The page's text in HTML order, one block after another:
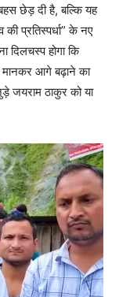
छेड़ दी है, बल्कि यह
प्रतिस्पर्धा” के नए
होगा कि
मानकर आगे बढ़ाने का
ठाकुर को या